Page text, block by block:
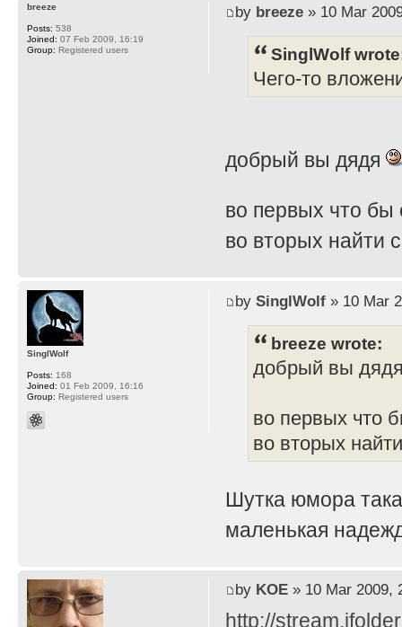
by breeze» 10 Mar
SinglWolf
Чего-то
добрый вы дядя
во первых что бы
во вторых найти
breeze
Posts: 538
Joined: 07 Feb 2009, 16:19
Group: Registered users
by SinglWolf» 10 Mar
breeze wrote:
добрый вы
во первых что
во вторых
Шутка юмора
маленькая
SinglWolf
Posts: 168
Joined: 01 Feb 2009, 16:16
Group: Registered users
by KOE» 10 Mar 2009,
http://